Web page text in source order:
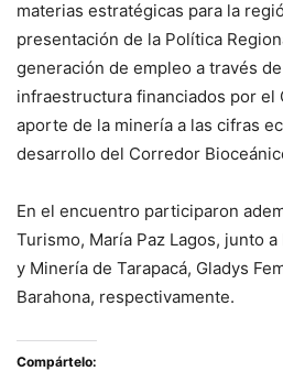
materias estratégicas para la
presentación de la Política
generación de empleo a través
infraestructura financiados por el
aporte de la minería a las cifras
desarrollo del Corredor
En el encuentro participaron
Turismo, María Paz Lagos, junto
y Minería de Tarapacá, Gladys
Barahona, respectivamente.
Compártelo: